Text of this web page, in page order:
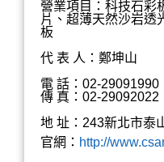
營業項目：科技石彩
片、超薄天然沙岩透
板
代 表 人：鄭坤山
電 話：02-29091990
傳 真：02-29092022
地 址：243新北市泰
官網： http://